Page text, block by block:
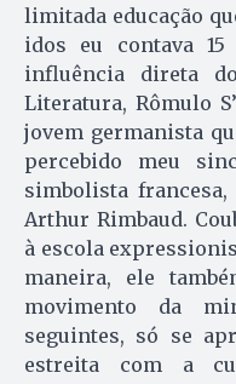
limitada educação
idos eu contava
influência direta
Literatura, Rômulo
jovem germanista
percebido meu
simbolista
Arthur Rimbaud.
à escola
maneira, ele
movimento da
seguintes, só se
estreita com a